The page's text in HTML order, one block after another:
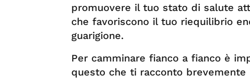
promuovere il tuo stato di salute
che favoriscono il tuo riequilibrio
guarigione.
Per camminare fianco a fianco è
questo che ti racconto